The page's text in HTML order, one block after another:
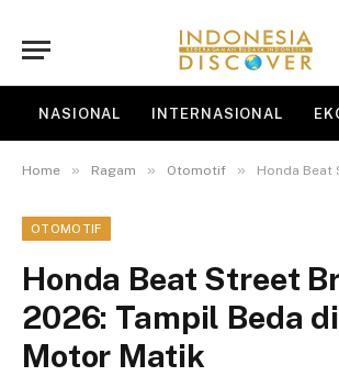
NASIONAL INTERNASIONAL
Home » Ragam » Otomotif » Honda Beat Street
OTOMOTIF
Honda Beat Street
2026: Tampil Beda
Motor Matik